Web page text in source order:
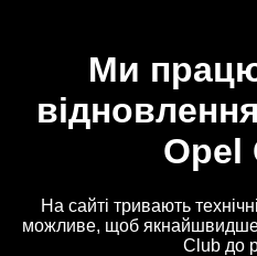
Ми
Opel
На сайті тривають
можливе, щоб якнайшвидше
Club до